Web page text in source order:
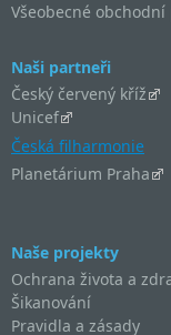
Všeobecné obchodní
Naši partneři
Český červený kříž
Unicef
Česká filharmonie
Planetárium Praha
Naše projekty
Ochrana života a
Šikanování
Pravidla a zásady